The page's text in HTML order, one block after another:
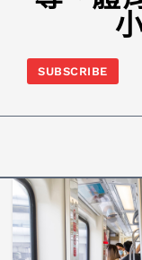
SUBSCRIBE